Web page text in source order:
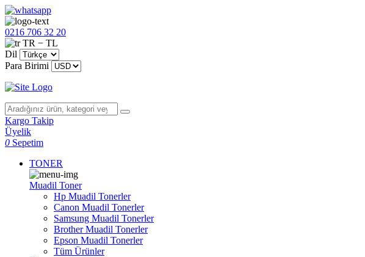
0216 706 32 20
TR − TL
Dil
Para Birimi
Kargo Takip
Üyelik
0 Sepetim
TONER
Muadil Toner
Hp Muadil Tonerler
Canon Muadil Tonerler
Samsung Muadil Tonerler
Brother Muadil Tonerler
Epson Muadil Tonerler
Tüm Ürünler